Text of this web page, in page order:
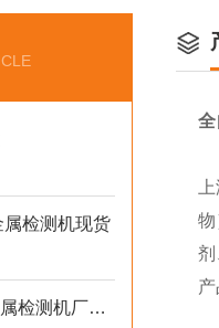
检测机现货
奶制品盒装全自动剔除金属检测机厂家生产
全
物
剂